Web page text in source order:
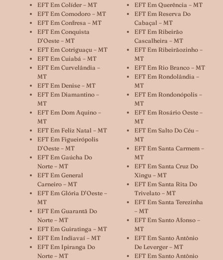
EFT Em Colíder – MT
EFT Em Comodoro – MT
EFT Em Confresa – MT
EFT Em Conquista
D’Oeste – MT
EFT Em Cotriguaçu – MT
EFT Em Cuiabá – MT
EFT Em Curvelândia –
MT
EFT Em Denise – MT
EFT Em Diamantino –
MT
EFT Em Dom Aquino –
MT
EFT Em Feliz Natal – MT
EFT Em Figueirópolis
D’Oeste – MT
EFT Em Gaúcha Do
Norte – MT
EFT Em General
Carneiro – MT
EFT Em Glória D’Oeste –
MT
EFT Em Guarantã Do
Norte – MT
EFT Em Guiratinga – MT
EFT Em Indiavaí – MT
EFT Em Ipiranga Do
Norte – MT
EFT Em Querência – MT
EFT Em Reserva Do
Cabaçal – MT
EFT Em Ribeirão
Cascalheira – MT
EFT Em Ribeirãozinho –
MT
EFT Em Rio Branco – MT
EFT Em Rondolândia –
MT
EFT Em Rondonópolis –
MT
EFT Em Rosário Oeste –
MT
EFT Em Salto Do Céu –
MT
EFT Em Santa Carmem –
MT
EFT Em Santa Cruz Do
Xingu – MT
EFT Em Santa Rita Do
Trivelato – MT
EFT Em Santa Terezinha
– MT
EFT Em Santo Afonso –
MT
EFT Em Santo Antônio
De Leverger – MT
EFT Em Santo Antônio